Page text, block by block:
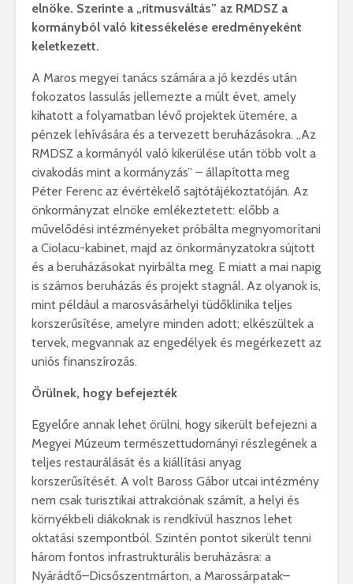
elnöke. Szerinte a „ritmusváltás” az RMDSZ a
kormányból való kitessékelése eredményeként
keletkezett.
A Maros megyei tanács számára a jó kezdés után
fokozatos lassulás jellemezte a múlt évet, amely
kihatott a folyamatban lévő projektek ütemére, a
pénzek lehívására és a tervezett beruházásokra. „Az
RMDSZ a kormányól való kikerülése után több volt a
civakodás mint a kormányzás” – állapította meg
Péter Ferenc az évértékelő sajtótájékoztatóján. Az
önkormányzat elnöke emlékeztetett: előbb a
művelődési intézményeket próbálta megnyomorítani
a Ciolacu-kabinet, majd az önkormányzatokra sújtott
és a beruházásokat nyirbálta meg. E miatt a mai napig
is számos beruházás és projekt stagnál. Az olyanok is,
mint például a marosvásárhelyi tüdőklinika teljes
korszerűsítése, amelyre minden adott; elkészültek a
tervek, megvannak az engedélyek és megérkezett az
uniós finanszírozás.
Örülnek, hogy befejezték
Egyelőre annak lehet örülni, hogy sikerült befejezni a
Megyei Múzeum természettudományi részlegének a
teljes restaurálását és a kiállítási anyag
korszerűsítését. A volt Baross Gábor utcai intézmény
nem csak turisztikai attrakciónak számít, a helyi és
környékbeli diákoknak is rendkívül hasznos lehet
oktatási szempontból. Szintén pontot sikerült tenni
három fontos infrastrukturális beruházásra: a
Nyárádtő–Dicsőszentmárton, a Marossárpatak–